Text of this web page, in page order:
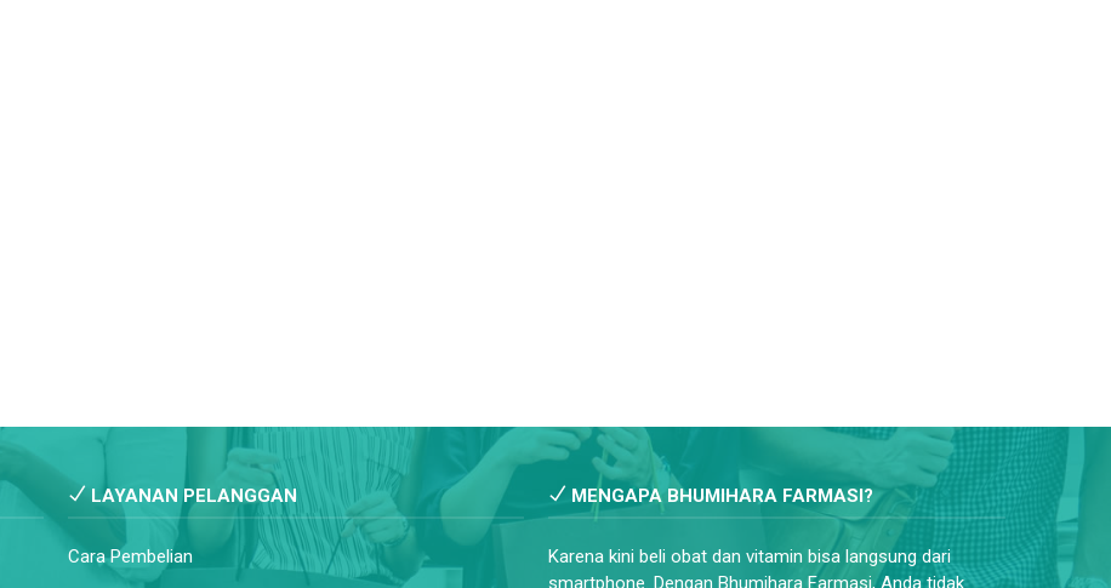
LAYANAN PELANGGAN
Cara Pembelian
MENGAPA BHUMIHARA FARMASI?
Karena kini beli obat dan vitamin bisa langsung dari
smartphone. Dengan Bhumihara Farmasi, Anda tidak